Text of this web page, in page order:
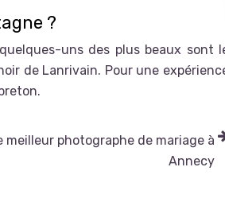
?
uns des plus beaux sont
de Lanrivain. Pour une
meilleur photographe de mariage à
Annecy